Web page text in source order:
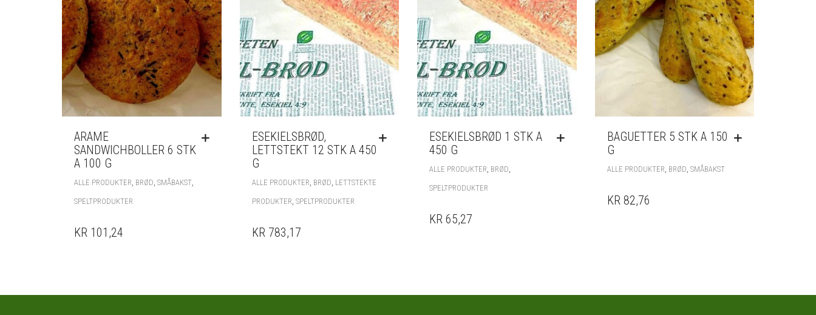
ARAME
SANDWICHBOLLER 6 STK
A 100 G
ALLE PRODUKTER BRØD SMÅBAKST
SPELTPRODUKTER
KR 101,24
ESEKIELSBRØD,
LETTSTEKT 12 STK A 450
G
ALLE PRODUKTER BRØD LETTSTEKTE
PRODUKTER SPELTPRODUKTER
KR 783,17
ESEKIELSBRØD 1 STK A
450 G
ALLE PRODUKTER BRØD
SPELTPRODUKTER
KR 65,27
BAGUETTER 5 STK A 150
G
ALLE PRODUKTER BRØD SMÅBAKST
KR 82,76